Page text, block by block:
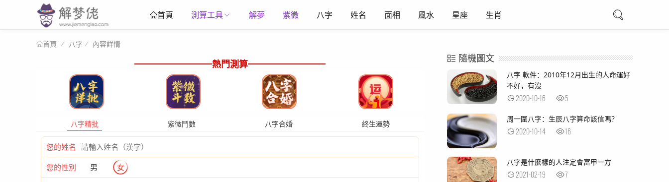
首頁 測算工具 解夢 紫微 八字 姓名 面相 風水 星座 生肖
首頁 八字 內容詳情
熱門測算
八字精批 紫微鬥數 八字合婚 終生運勢
您的姓名
您的性別 男 女
隨機圖文
八字 軟件：2010年12月出生的人命運好
不好，有沒
2020-10-16 5
周一圍八字：生辰八字算命該信嗎？
2020-10-14 16
八字是什麼樣的人注定會富甲一方
2021-02-19 7